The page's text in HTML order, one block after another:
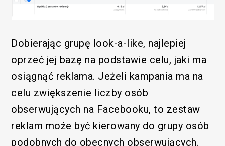
Dobierając grupę look-a-like, najlepiej
oprzeć jej bazę na podstawie celu, jaki ma
osiągnąć reklama. Jeżeli kampania ma na
celu zwiększenie liczby osób
obserwujących na Facebooku, to zestaw
reklam może być kierowany do grupy osób
podobnych do obecnych obserwujących.